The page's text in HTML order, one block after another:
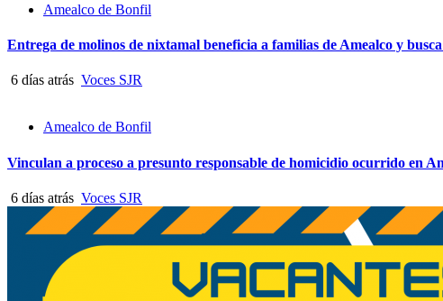
Amealco de Bonfil
Entrega de molinos de nixtamal beneficia a familias de Amealco y
6 días atrás Voces SJR
Amealco de Bonfil
Vinculan a proceso a presunto responsable de homicidio ocurrido en
6 días atrás Voces SJR